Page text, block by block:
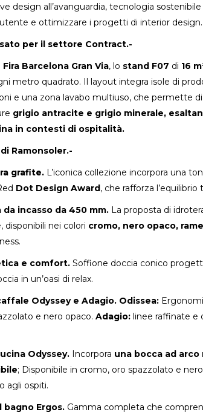
design all’avanguardia, tecnologia
e ottimizzare i progetti di interior design.
per il settore Contract.-
Fira Barcelona Gran Via, lo stand F07 di 16
metro quadrato. Il layout integra isole di
e una zona lavabo multiuso, che permette
grigio antracite e grigio minerale,
in contesti di ospitalità.
Ramonsoler.-
grafite. L’iconica collezione incorpora una
Dot Design Award, che rafforza
incasso da 450 mm. La proposta di
disponibili nei colori cromo, nero opaco,
e comfort. Soffione doccia conico
in un’oasi di relax.
Odyssey e Adagio. Odissea:
e nero opaco. Adagio: linee raffinate e
Odyssey. Incorpora una bocca ad
; Disponibile in cromo, oro spazzolato e
agli ospiti.
bagno Ergos. Gamma completa che